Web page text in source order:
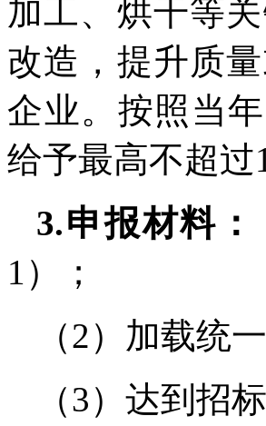
加工、烘干等
改造，提升质
企业。按照当
给予最高不超
3.申报材料：
1）；
（2）加载统
（3）达到招